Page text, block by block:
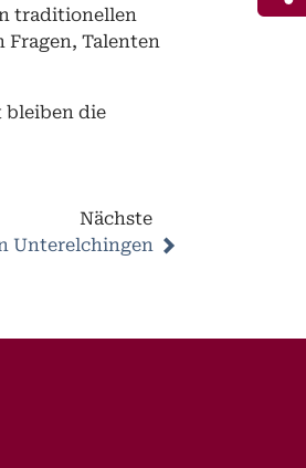
traditionellen
Fragen, Talenten
bleiben die
Nächste
Unterelchingen